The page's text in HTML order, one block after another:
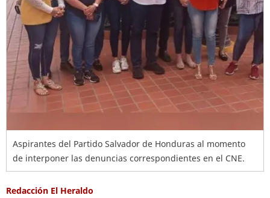
Aspirantes del Partido Salvador de Honduras al momento
de interponer las denuncias correspondientes en el CNE.
Redacción El Heraldo